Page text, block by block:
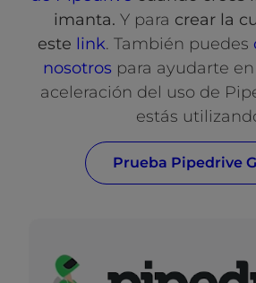
imanta. Y para crear la
este link. También puedes
nosotros para ayudarte
aceleración del uso de
estás
Prueba Pipedrive